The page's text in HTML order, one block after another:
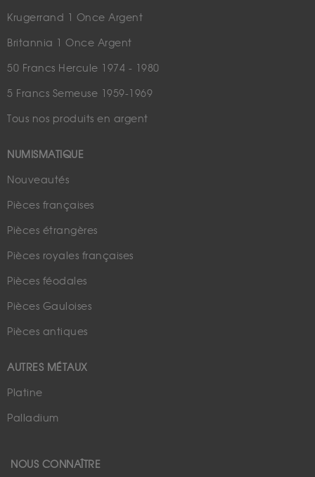
Krugerrand 1 Once Argent
Britannia 1 Once Argent
50 Francs Hercule 1974 - 1980
5 Francs Semeuse 1959-1969
Tous nos produits en argent
NUMISMATIQUE
Nouveautés
Pièces françaises
Pièces étrangères
Pièces royales françaises
Pièces féodales
Pièces Gauloises
Pièces antiques
AUTRES MÉTAUX
Platine
Palladium
NOUS CONNAÎTRE